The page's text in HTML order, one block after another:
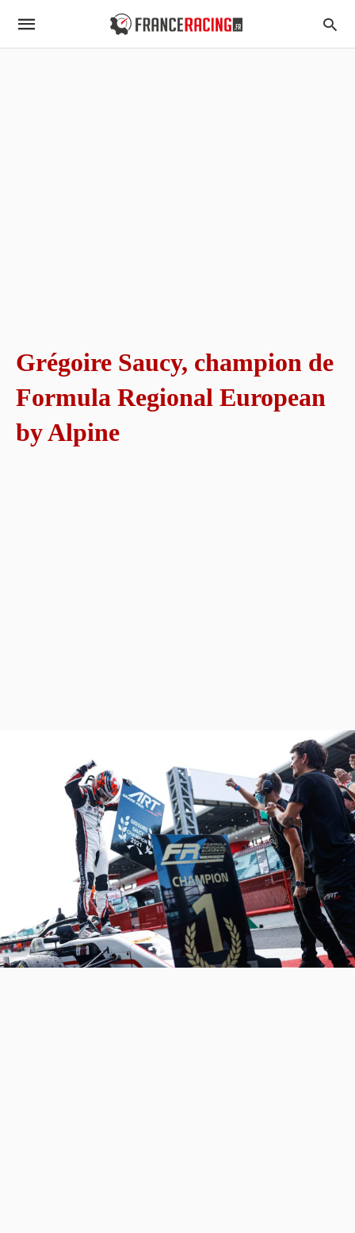
Grégoire Saucy, champion de
Formula Regional European
by Alpine